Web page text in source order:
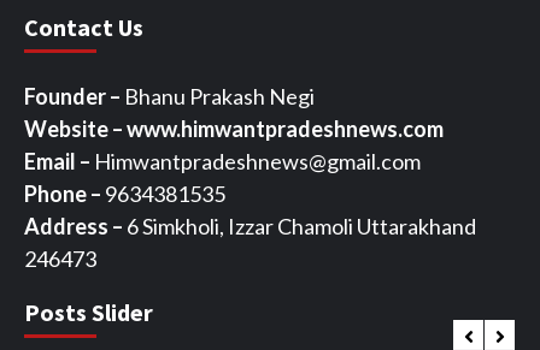
Contact Us
Founder – Bhanu Prakash Negi
Website – www.himwantpradeshnews.com
Email – Himwantpradeshnews@gmail.com
Phone – 9634381535
Address – 6 Simkholi, Izzar Chamoli Uttarakhand
246473
Posts Slider